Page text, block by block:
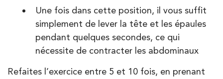
Une fois dans cette position, il vous suffit
simplement de lever la tête et les épaules
pendant quelques secondes, ce qui
nécessite de contracter les abdominaux
Refaites l’exercice entre 5 et 10 fois, en prenant